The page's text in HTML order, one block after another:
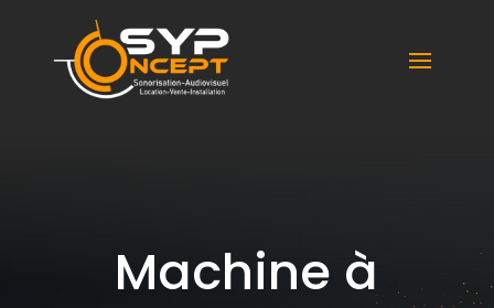
Machine à